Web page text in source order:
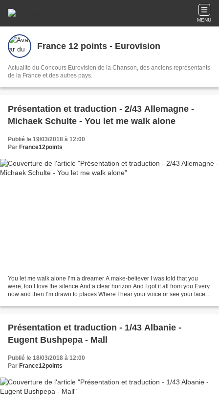
MENU
France 12 points - Eurovision
Actualité du Concours Eurovision de la Chanson, des anciens représentants
de la France et des autres pays.
Présentation et traduction - 2/43 Allemagne -
Michaek Schulte - You let me walk alone
Publié le 19/03/2018 à 12:00
Par France12points
You let me walk alone I’m a dreamer A make-believer I was told that you
were, too I love the silence And a clear horizon And I got it all from you Every
now and then I’m drawn to places Where I hear your voice or see your face
Présentation et traduction - 1/43 Albanie -
Eugent Bushpepa - Mall
Publié le 18/03/2018 à 12:00
Par France12points